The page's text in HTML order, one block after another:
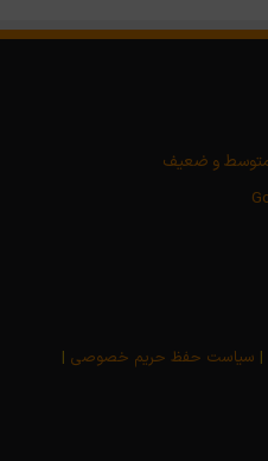
| سیاست حفظ حریم خصوصی |